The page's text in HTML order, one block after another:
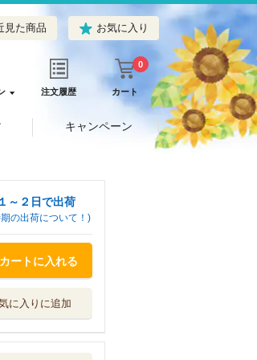
見た商品 お気に入り
注文履歴 カート
0
キャンペーン
～２日で出荷
の出荷について！)
カートに入れる
に入りに追加
あの朝の別れから
ハーレクイン...